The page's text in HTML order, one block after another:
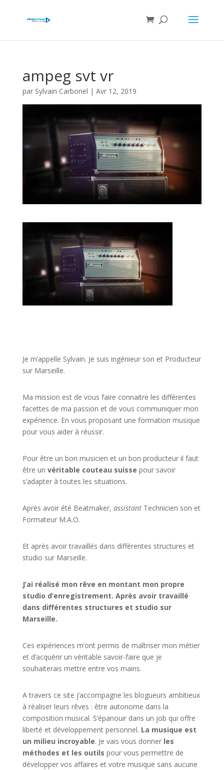
ampeg svt vr
par Sylvain Carbonel | Avr 12, 2019
Je m’appelle Sylvain. Je suis ingénieur son et Producteur
sur Marseille.
Ma mission est de vous faire connaitre les différentes
facettes de ma passion et de vous communiquer mon
expérience. En vous proposant une formation musique
pour vous aider à réussir.
Pour être un bon musicien et un bon producteur il faut
être un véritable couteau suisse pour savoir
s’adapter à toutes les situations.
Après avoir été Beatmaker, assistant Technicien son et
Formateur M.A.O.
Et après avoir travaillés dans différentes structures et
studio sur Marseille.
J’ai réalisé mon rêve en montant mon propre
studio d’enregistrement. Après avoir travaillé
dans différentes structures et studio sur
Marseille.
Ces expériences m’ont permis de maîtriser mon métier
et d’acquérir un véritable savoir-faire que je
souhaiterais mettre entre vos mains.
A travers ce site j’accompagne les blogueurs ambitieux
à réaliser leurs rêves : être autonome dans la
composition musical. S’épanouir dans un job qui offre
liberté et développement personnel. La musique est
un milieu incroyable. Je vais vous donner les
méthodes et les outils pour vous permettre de
développer vos affaires et votre musique sans aucune